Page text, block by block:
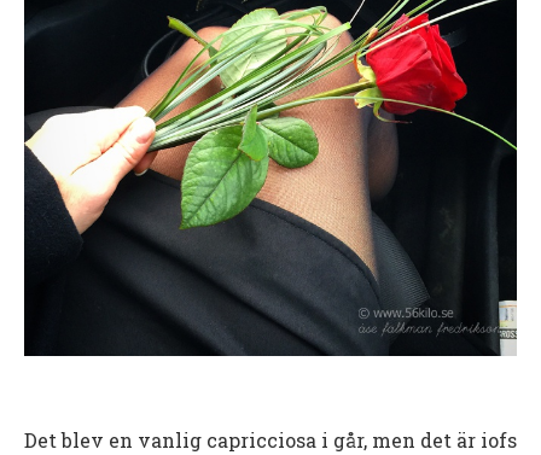
Det blev en vanlig capricciosa i går, men det är iofs